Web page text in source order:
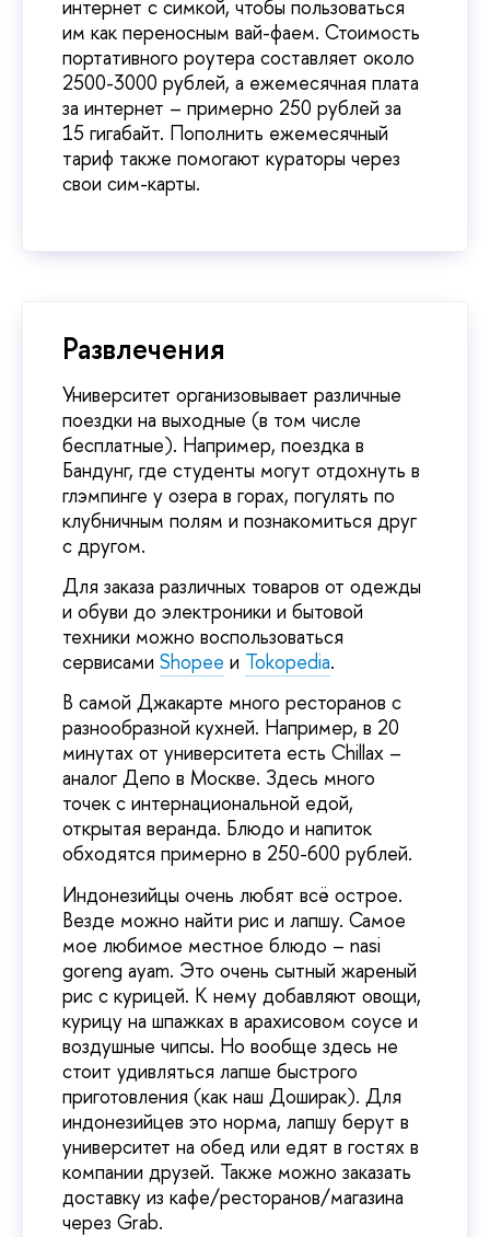
интернет с симкой, чтобы пользоваться
им как переносным вай-фаем. Стоимость
портативного роутера составляет около
2500-3000 рублей, а ежемесячная плата
за интернет – примерно 250 рублей за
15 гигабайт. Пополнить ежемесячный
тариф также помогают кураторы через
свои сим-карты.
Развлечения
Университет организовывает различные
поездки на выходные (в том числе
бесплатные). Например, поездка в
Бандунг, где студенты могут отдохнуть в
глэмпинге у озера в горах, погулять по
клубничным полям и познакомиться друг
с другом.
Для заказа различных товаров от одежды
и обуви до электроники и бытовой
техники можно воспользоваться
сервисами Shopee и Tokopedia.
В самой Джакарте много ресторанов с
разнообразной кухней. Например, в 20
минутах от университета есть Chillax –
аналог Депо в Москве. Здесь много
точек с интернациональной едой,
открытая веранда. Блюдо и напиток
обходятся примерно в 250-600 рублей.
Индонезийцы очень любят всё острое.
Везде можно найти рис и лапшу. Самое
мое любимое местное блюдо – nasi
goreng ayam. Это очень сытный жареный
рис с курицей. К нему добавляют овощи,
курицу на шпажках в арахисовом соусе и
воздушные чипсы. Но вообще здесь не
стоит удивляться лапше быстрого
приготовления (как наш Доширак). Для
индонезийцев это норма, лапшу берут в
университет на обед или едят в гостях в
компании друзей. Также можно заказать
доставку из кафе/ресторанов/магазина
через Grab.